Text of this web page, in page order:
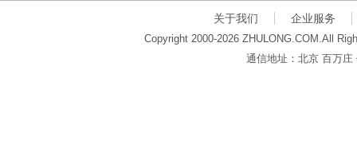
关于我们 企业服务
Copyright 2000-2026 ZHULONG.COM.All
通信地址：北京 百万